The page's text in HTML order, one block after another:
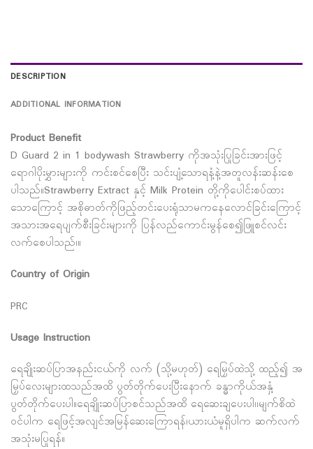
DESCRIPTION
ADDITIONAL INFORMATION
Product Benefit
D Guard 2 in 1 bodywash Strawberry ကိုအသုံးပြုခြင်းအားဖြင့်
ရောဂါပိုးမွှားများကို ကင်းစင်စေပြီး သင်းပျံ့သောရနံ့နဲ့အတူလန်းဆန်းစေ
ပါသည်။Strawberry Extract နှင့် Milk Protein တို့ကိုပေါင်းစပ်ထား
သောကြောင့် အစိုဓာတ်ကိုဖြည့်တင်းပေးရုံသာမကနေလောင်ခြင်းကြောင့်
အသားအရေပျက်စီးခြင်းများကို ပြန်လည်ကောင်းမွန်စေ၍ဖြူစင်လင်း
လက်စေပါသည်၊။
Country of Origin
PRC
Usage Instruction
ရေချိုးဆပ်ပြာအနည်းငယ်ကို လက် (သို့မဟုတ်) ရေမြှပ်ထဲသို့ ထည့်၍ အ
မြှပ်လေးများထသည်အထိ ပွတ်တိုက်ပေးပြီးနောက် ခန္ဓာကိုယ်အနှံ့
ပွတ်တိုက်ပေးပါ။ရေချိုးဆပ်ပြာစင်သည်အထိ ရေဆေးချပေးပါ၊၊မျက်စိထဲ
ဝင်ပါက ရေဖြင့်အလျင်အမြန်ဆေးကြောရန်၊ယားယံမူရှိပါက ဆက်လက်
အသုံးမပြုရန်။